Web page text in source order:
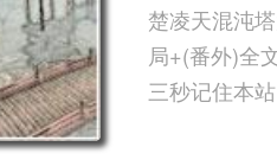
楚凌天混沌
局+(番外)全